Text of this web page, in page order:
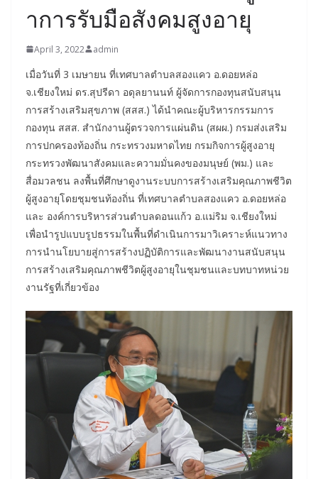
าการรับมือสังคมสูงอายุ
April 3, 2022 admin
เมื่อวันที่ 3 เมษายน ที่เทศบาลตำบลสองแคว อ.ดอยหล่อ
จ.เชียงใหม่ ดร.สุปรีดา อดุลยานนท์ ผู้จัดการกองทุนสนับสนุน
การสร้างเสริมสุขภาพ (สสส.) ได้นำคณะผู้บริหารกรรมการ
กองทุน สสส. สำนักงานผู้ตรวจการแผ่นดิน (สผผ.) กรมส่งเสริม
การปกครองท้องถิ่น กระทรวงมหาดไทย กรมกิจการผู้สูงอายุ
กระทรวงพัฒนาสังคมและความมั่นคงของมนุษย์ (พม.) และ
สื่อมวลชน ลงพื้นที่ศึกษาดูงานระบบการสร้างเสริมคุณภาพชีวิต
ผู้สูงอายุโดยชุมชนท้องถิ่น ที่เทศบาลตำบลสองแคว อ.ดอยหล่อ
และ องค์การบริหารส่วนตำบลดอนแก้ว อ.แม่ริม จ.เชียงใหม่
เพื่อนำรูปแบบรูปธรรมในพื้นที่ดำเนินการมาวิเคราะห์แนวทาง
การนำนโยบายสู่การสร้างปฏิบัติการและพัฒนางานสนับสนุน
การสร้างเสริมคุณภาพชีวิตผู้สูงอายุในชุมชนและบทบาทหน่วย
งานรัฐที่เกี่ยวข้อง